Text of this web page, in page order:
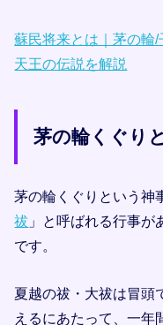
蘇民将来とは｜茅の輪
天王の伝説を解説
茅の輪くぐり
茅の輪くぐりという神
祓 」と呼ばれる行事
です。
夏越の祓・大祓は冒頭
えるにあたって、一年